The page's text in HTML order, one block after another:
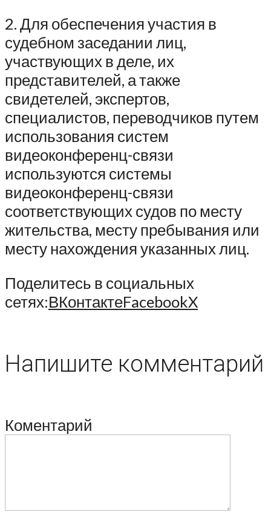
2. Для обеспечения участия в
судебном заседании лиц,
участвующих в деле, их
представителей, а также
свидетелей, экспертов,
специалистов, переводчиков путем
использования систем
видеоконференц-связи
используются системы
видеоконференц-связи
соответствующих судов по месту
жительства, месту пребывания или
месту нахождения указанных лиц.
Поделитесь в социальных
сетях:ВКонтактеFacebookX
Напишите комментарий
Коментарий